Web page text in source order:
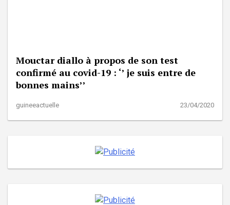
Mouctar diallo à propos de son test
confirmé au covid-19 : ‘’ je suis entre de
bonnes mains’’
guineeactuelle 23/04/2020